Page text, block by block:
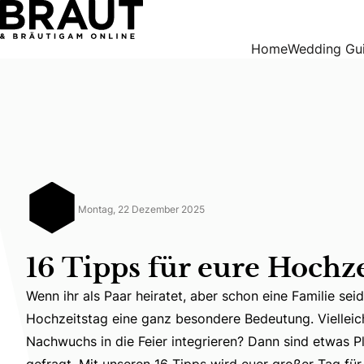
HomeWedding
Montag, 22 Dezember 2025
16 Tipps für eure
Wenn ihr als Paar heiratet, aber schon eine Familie
Wenn ihr als Paar heiratet, aber schon eine Familie
Hochzeitstag eine ganz besondere Bedeutung.
Nachwuchs in die Feier integrieren? Dann sind etwas